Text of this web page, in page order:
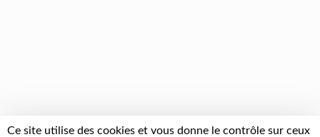
Ce site utilise des cookies et vous donne le contrôle sur ceux